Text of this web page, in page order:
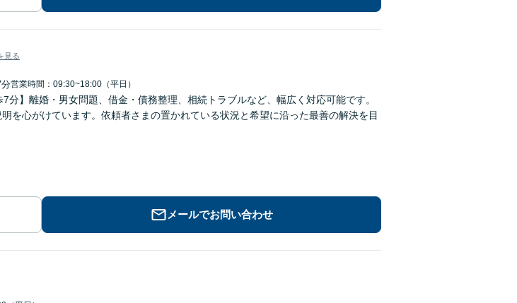
見る
営業時間：09:30~18:00（平日）
7分】離婚・男女問題、借金・債務整理、相続トラブルなど、幅広く対応可能です。
を心がけています。依頼者さまの置かれている状況と希望に沿った最善の解決を目
メールでお問い合わせ